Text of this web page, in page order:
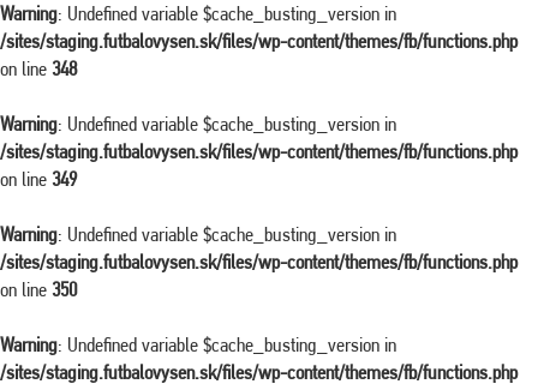
Warning: Undefined variable $cache_busting_version in
/sites/staging.futbalovysen.sk/files/wp-content/themes/fb/functions.php
on line 348
Warning: Undefined variable $cache_busting_version in
/sites/staging.futbalovysen.sk/files/wp-content/themes/fb/functions.php
on line 349
Warning: Undefined variable $cache_busting_version in
/sites/staging.futbalovysen.sk/files/wp-content/themes/fb/functions.php
on line 350
Warning: Undefined variable $cache_busting_version in
/sites/staging.futbalovysen.sk/files/wp-content/themes/fb/functions.php